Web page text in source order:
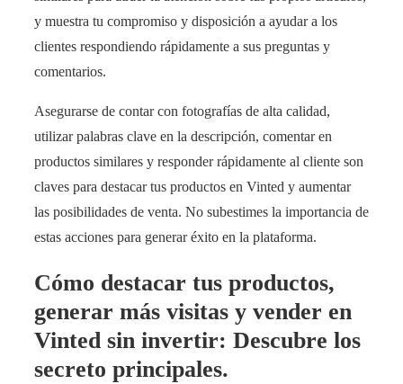
y muestra tu compromiso y disposición a ayudar a los
clientes respondiendo rápidamente a sus preguntas y
comentarios.
Asegurarse de contar con fotografías de alta calidad,
utilizar palabras clave en la descripción, comentar en
productos similares y responder rápidamente al cliente son
claves para destacar tus productos en Vinted y aumentar
las posibilidades de venta. No subestimes la importancia de
estas acciones para generar éxito en la plataforma.
Cómo destacar tus productos,
generar más visitas y vender en
Vinted sin invertir: Descubre los
secreto principales.